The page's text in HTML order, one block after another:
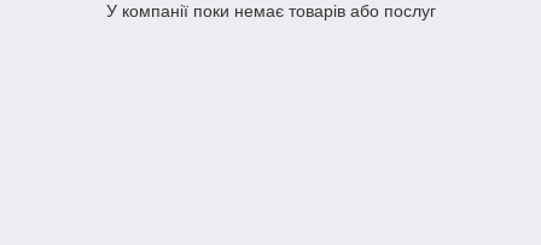
У компанії поки немає товарів або послуг